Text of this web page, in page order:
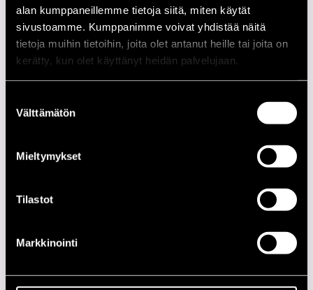
alan kumppaneillemme tietoja siitä, miten käytät
sivustoamme. Kumppanimme voivat yhdistää näitä
tietoja muihin tietoihin, joita olet antanut heille tai joita on
kerätty, kun olet käyttänyt heidän palvelujaan.
valinta
Välttämätön
Mieltymykset
Tilastot
Markkinointi
CAFE JAZZ
20.00 Jon Faddis
HOTELLI JUHANA HERTTUA
21.00